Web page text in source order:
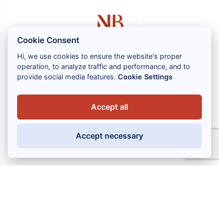
1 rue Louis GASSIN - 06300 NICE
Våra tjänster
Användbara länkar
Cookie Consent
Hi, we use cookies to ensure the website's proper
operation, to analyze traffic and performance, and to
provide social media features.Cookie Settings
Accept all
Accept necessary